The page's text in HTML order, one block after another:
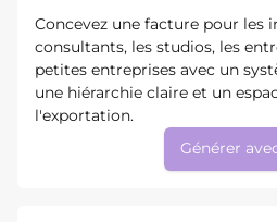
Concevez une facture pour les
consultants, les studios, les
petites entreprises avec un
une hiérarchie claire et un
l'exportation.
Générer